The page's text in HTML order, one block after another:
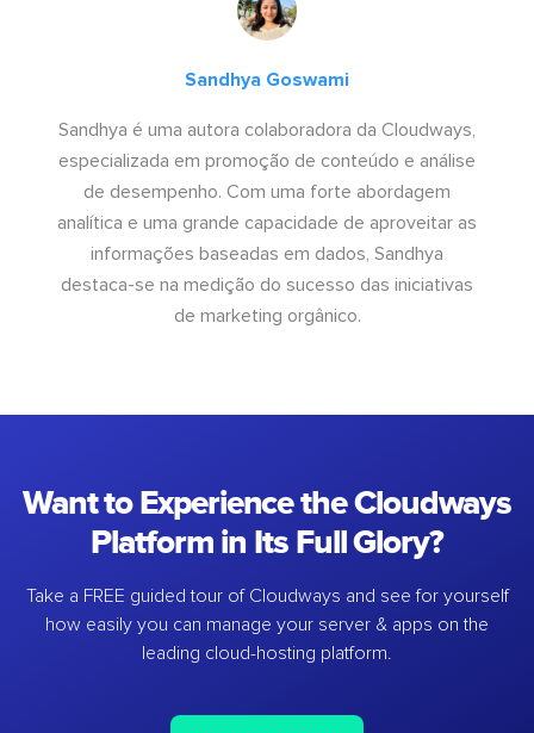
Sandhya Goswami
Sandhya é uma autora colaboradora da Cloudways,
especializada em promoção de conteúdo e análise
de desempenho. Com uma forte abordagem
analítica e uma grande capacidade de aproveitar as
informações baseadas em dados, Sandhya
destaca-se na medição do sucesso das iniciativas
de marketing orgânico.
Want to Experience the Cloudways
Platform in Its Full Glory?
Take a FREE guided tour of Cloudways and see for yourself
how easily you can manage your server & apps on the
leading cloud-hosting platform.